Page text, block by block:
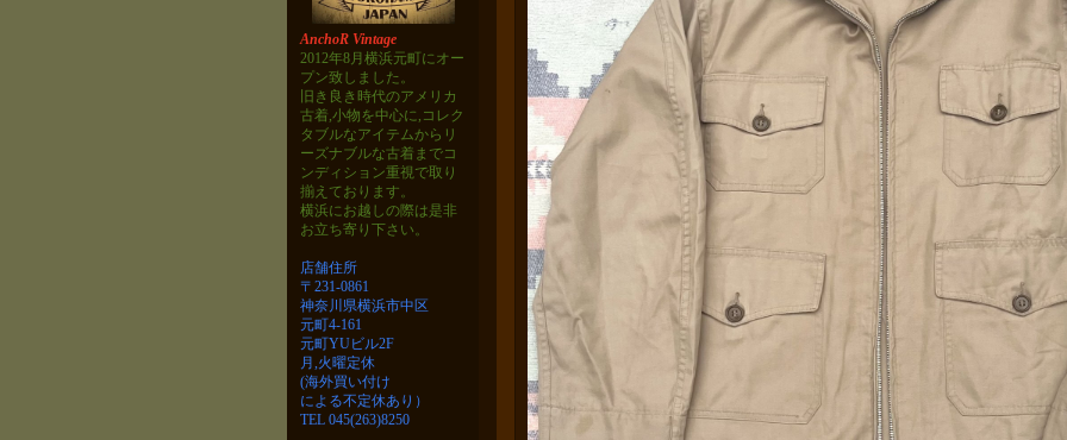
AnchoR Vintage
2012年8月横浜元町にオー
プン致しました。
旧き良き時代のアメリカ
古着,小物を中心に,コレク
タブルなアイテムから リ
ーズナブルな古着までコ
ンディション重視で取り
揃えております。
横浜にお越しの際は是非
お立ち寄り下さい。
店舗住所
〒231-0861
神奈川県横浜市中区
元町4-161
元町YUビル2F
月,火曜定休
(海外買い付け
による不定休あり）
TEL 045(263)8250